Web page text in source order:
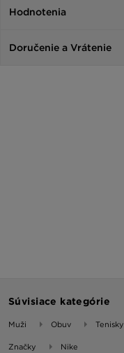
Hodnotenia
Doručenie a Vrátenie
Súvisiace kategórie
Muži Obuv Tenisky
Značky Nike